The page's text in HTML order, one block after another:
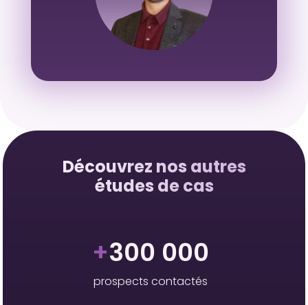
Découvrez nos autres
études de cas
+300 000
prospects contactés